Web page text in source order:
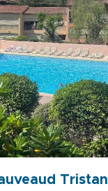
Tristan